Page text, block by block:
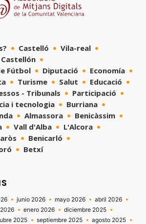
Castelló
Vila-real
Fútbol
Diputació
Economía
Turisme Salut
Educació
- Tribunals
Participació
i tecnologia
Burriana
Almassora
Benicàssim
Vall d'Alba
L'Alcora
Benicarló
Betxí
junio 2026 mayo 2026
abril 2026
enero 2026
diciembre 2025
2025 septiembre 2025
agosto 2025